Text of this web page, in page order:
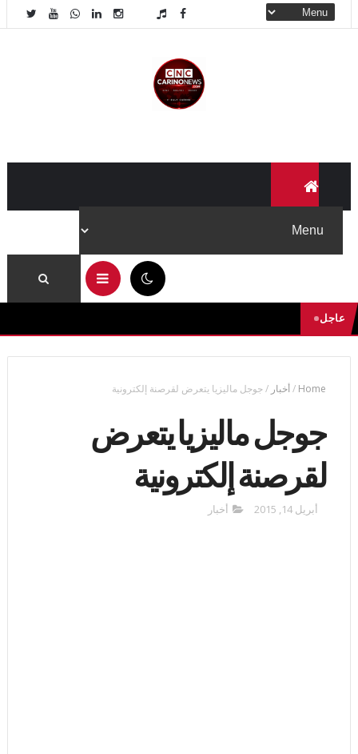
عاجل
Home
/أخبار /جوجل ماليزيا يتعرض لقرصنة إلكترونية
جوجل ماليزيا يتعرض
لقرصنة إلكترونية
أبريل 14, 2015 أخبار